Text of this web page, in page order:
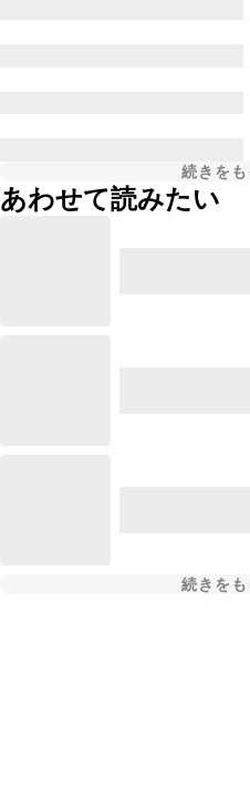
続きを
あわせて読みたい
続きを